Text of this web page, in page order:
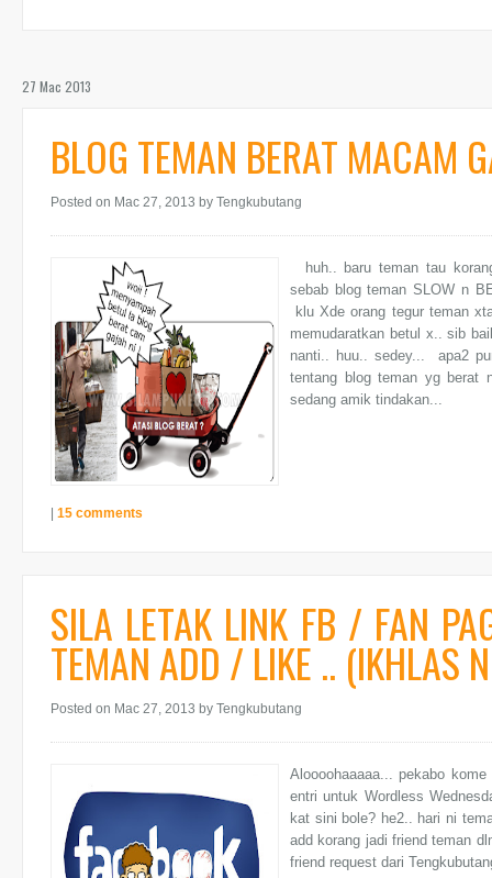
27 Mac 2013
BLOG TEMAN BERAT MACAM
Posted on Mac 27, 2013 by Tengkubutang
huh.. baru teman tau
sebab blog teman SLOW n
klu Xde orang tegur teman
memudaratkan betul x.. sib
nanti.. huu.. sedey... apa2
tentang blog teman yg berat
sedang amik tindakan...
15 comments
SILA LETAK LINK FB / FAN
TEMAN ADD / LIKE .. (IKHLAS
Posted on Mac 27, 2013 by Tengkubutang
Aloooohaaaaa... pekabo
entri untuk Wordless
kat sini bole? he2.. hari ni
add korang jadi friend teman
friend request dari